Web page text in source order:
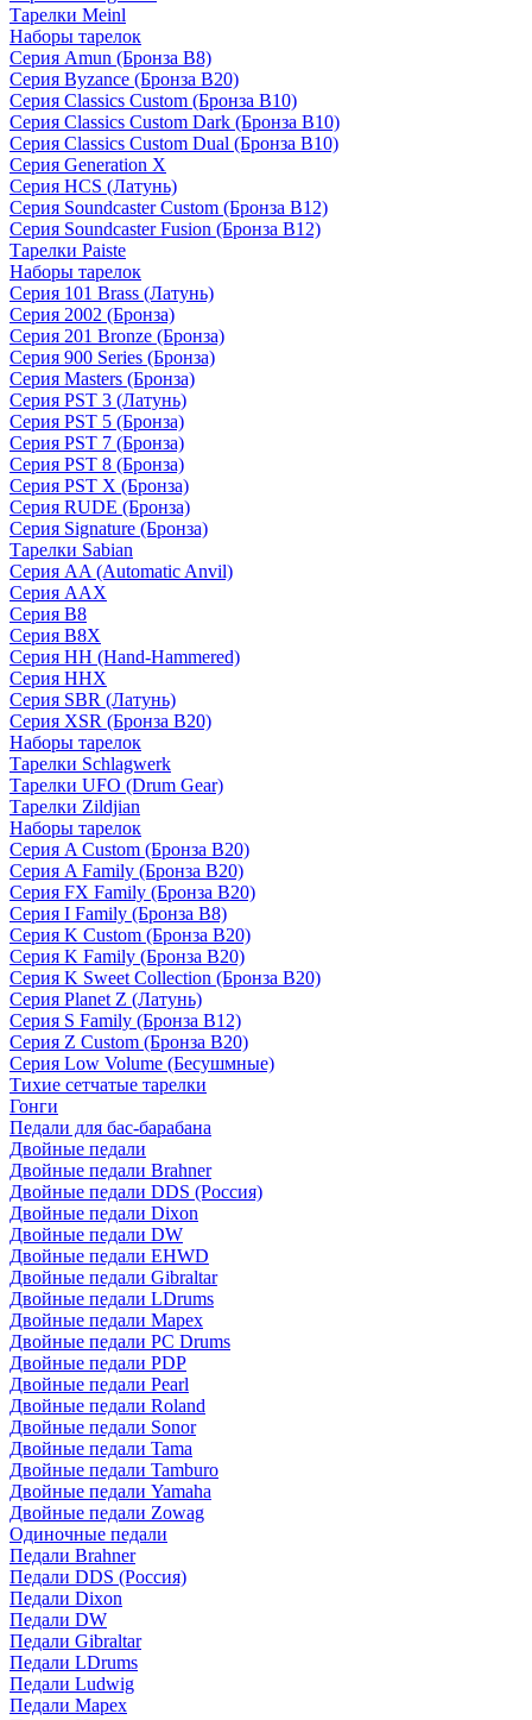
Тарелки Meinl
Наборы тарелок
Серия Amun (Бронза B8)
Серия Byzance (Бронза B20)
Серия Classics Custom (Бронза B10)
Серия Classics Custom Dark (Бронза B10)
Серия Classics Custom Dual (Бронза B10)
Серия Generation X
Серия HCS (Латунь)
Серия Soundcaster Custom (Бронза B12)
Серия Soundcaster Fusion (Бронза B12)
Тарелки Paiste
Наборы тарелок
Серия 101 Brass (Латунь)
Серия 2002 (Бронза)
Серия 201 Bronze (Бронза)
Серия 900 Series (Бронза)
Серия Masters (Бронза)
Серия PST 3 (Латунь)
Серия PST 5 (Бронза)
Серия PST 7 (Бронза)
Серия PST 8 (Бронза)
Серия PST X (Бронза)
Серия RUDE (Бронза)
Серия Signature (Бронза)
Тарелки Sabian
Серия AA (Automatic Anvil)
Серия AAX
Серия B8
Серия B8X
Серия HH (Hand-Hammered)
Серия HHX
Серия SBR (Латунь)
Серия XSR (Бронза B20)
Наборы тарелок
Тарелки Schlagwerk
Тарелки UFO (Drum Gear)
Тарелки Zildjian
Наборы тарелок
Серия A Custom (Бронза B20)
Серия A Family (Бронза B20)
Серия FX Family (Бронза B20)
Серия I Family (Бронза B8)
Серия K Custom (Бронза B20)
Серия K Family (Бронза B20)
Серия K Sweet Collection (Бронза B20)
Серия Planet Z (Латунь)
Серия S Family (Бронза B12)
Серия Z Custom (Бронза B20)
Серия Low Volume (Бесушмные)
Тихие сетчатые тарелки
Гонги
Педали для бас-барабана
Двойные педали
Двойные педали Brahner
Двойные педали DDS (Россия)
Двойные педали Dixon
Двойные педали DW
Двойные педали EHWD
Двойные педали Gibraltar
Двойные педали LDrums
Двойные педали Mapex
Двойные педали PC Drums
Двойные педали PDP
Двойные педали Pearl
Двойные педали Roland
Двойные педали Sonor
Двойные педали Tama
Двойные педали Tamburo
Двойные педали Yamaha
Двойные педали Zowag
Одиночные педали
Педали Brahner
Педали DDS (Россия)
Педали Dixon
Педали DW
Педали Gibraltar
Педали LDrums
Педали Ludwig
Педали Mapex